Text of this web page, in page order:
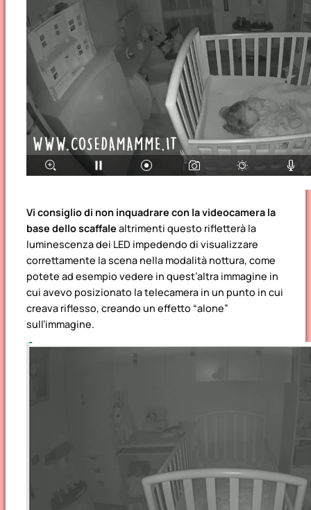
Vi consiglio di non inquadrare con la videocamera la
base dello scaffale altrimenti questo rifletterà la
luminescenza dei LED impedendo di visualizzare
correttamente la scena nella modalità nottura, come
potete ad esempio vedere in quest’altra immagine in
cui avevo posizionato la telecamera in un punto in cui
creava riflesso, creando un effetto “alone”
sull’immagine.